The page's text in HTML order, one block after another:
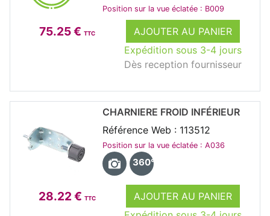
75.25 € TTC
AJOUTER AU PANIER
Expédition sous 3-4 jours
Dès reception fournisseur
Position sur la vue éclatée : B009
28.22 € TTC
AJOUTER AU PANIER
CHARNIERE FROID INFÉRIEUR
Référence Web : 113512
Position sur la vue éclatée : A036
360°